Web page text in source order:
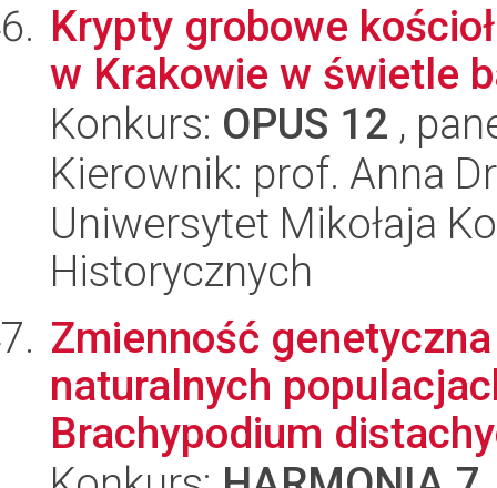
Krypty grobowe
w Krakowie w świetle
Konkurs: OPUS 12 ,
Kierownik: prof. Anna
Uniwersytet Mikołaja
Historycznych
Zmienność
naturalnych
Brachypodium